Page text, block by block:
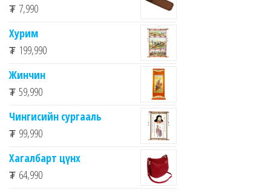
₮ 7,990
Хурим
₮ 199,990
Жинчин
₮ 59,990
Чингисийн сургааль
₮ 99,990
Хагалбарт цүнх
₮ 64,990